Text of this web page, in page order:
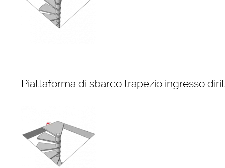
Piattaforma di sbarco trapezio ingresso